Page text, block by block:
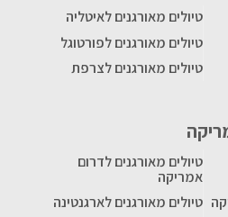
טיולים מאורגנים לאיטליה
טיולים מאורגנים לפורטוגל
טיולים מאורגנים לצרפת
טיולים מאורגנים לדרום
אמריקה
טיולים מאורגנים לארגנטינה